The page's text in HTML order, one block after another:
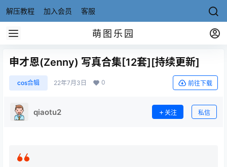
解压教程 加入会员 客服
萌图乐园
申才恩(Zenny) 写真合集[12套][持续更新]
cos合辑 22年7月3日 0 前往下载
qiaotu2 关注 私信